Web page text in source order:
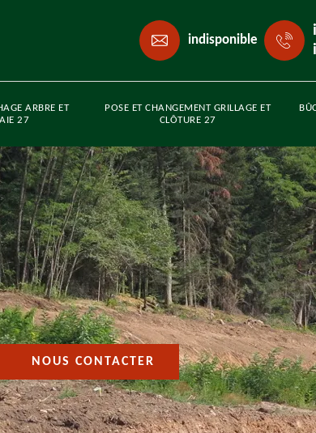
indisponible
ARBRE ET
27
POSE ET CHANGEMENT GRILLAGE ET
CLÔTURE 27
NOUS CONTACTER